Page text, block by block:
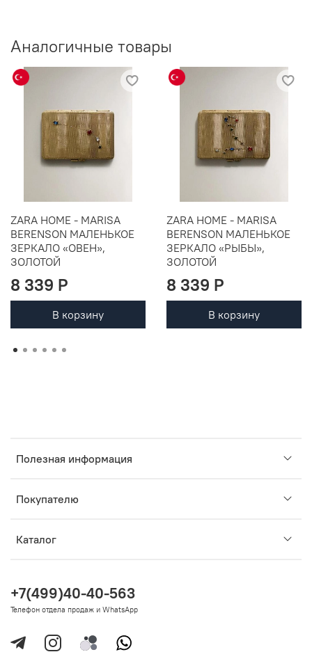
Аналогичные товары
ZARA HOME - MARISA
BERENSON МАЛЕНЬКОЕ
ЗЕРКАЛО «ОВЕН»,
ЗОЛОТОЙ
8 339 P
В корзину
ZARA HOME - MARISA
BERENSON МАЛЕНЬКОЕ
ЗЕРКАЛО «РЫБЫ»,
ЗОЛОТОЙ
8 339 P
В корзину
Полезная информация
Покупателю
Каталог
+7(499)40-40-563
Телефон отдела продаж и WhatsApp